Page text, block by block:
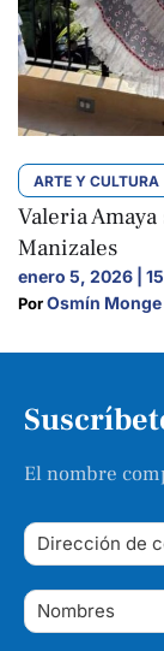
ARTE Y CULTURA
Valeria
Manizales
enero 5, 2026 |
Por Osmín Monge
El nombre